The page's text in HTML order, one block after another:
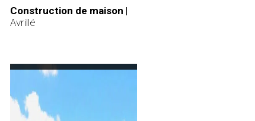
Construction de maison |
Avrillé